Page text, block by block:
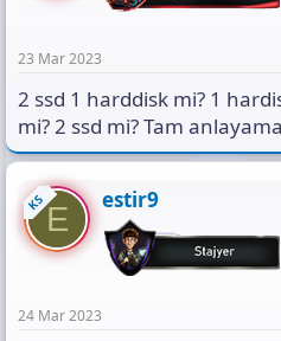
23 Mar 2023
2 ssd 1 harddisk mi? 1
mi? 2 ssd mi? Tam
KSE estir9
24 Mar 2023